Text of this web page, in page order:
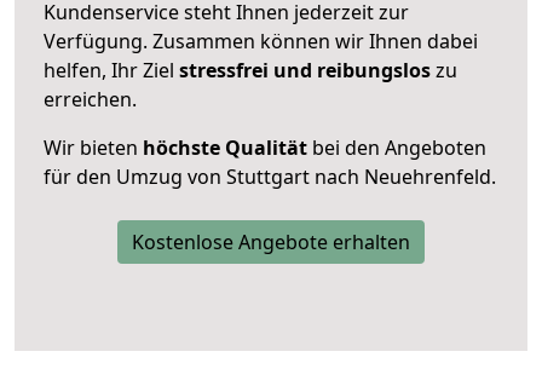
Kundenservice steht Ihnen jederzeit zur
Verfügung. Zusammen können wir Ihnen dabei
helfen, Ihr Ziel stressfrei und reibungsloszu
erreichen.
Wir bieten höchste Qualität bei den Angeboten
für den Umzug von Stuttgart nach Neuehrenfeld.
Kostenlose Angebote erhalten